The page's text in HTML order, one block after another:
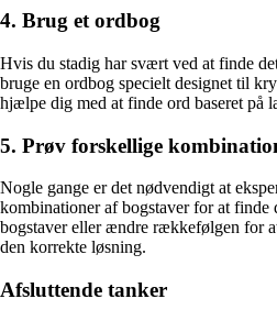
4. Brug et ordbog
Hvis du stadig har svært ved at finde
bruge en ordbog specielt designet til
hjælpe dig med at finde ord baseret på
5. Prøv forskellige
Nogle gange er det nødvendigt at
kombinationer af bogstaver for at
bogstaver eller ændre rækkefølgen for
den korrekte løsning.
Afsluttende tanker